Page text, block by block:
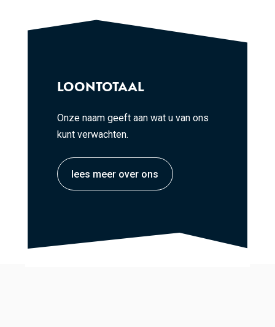
LOONTOTAAL
Onze naam geeft aan wat u van ons
kunt verwachten.
lees meer over ons